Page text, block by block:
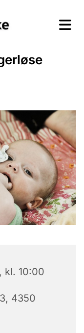
kl. 10:00
4350